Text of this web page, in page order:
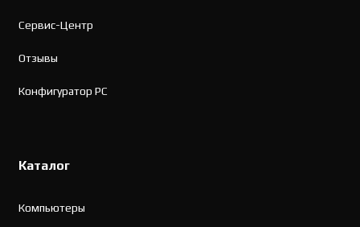
Сервис-Центр
Отзывы
Конфигуратор PC
Каталог
Компьютеры